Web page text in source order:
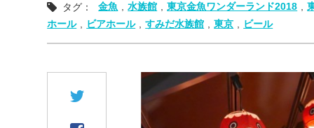
タグ： 金魚 水族館 東京金魚ワンダーランド2018
ホール , ビアホール , すみだ水族館 , 東京 , ビール